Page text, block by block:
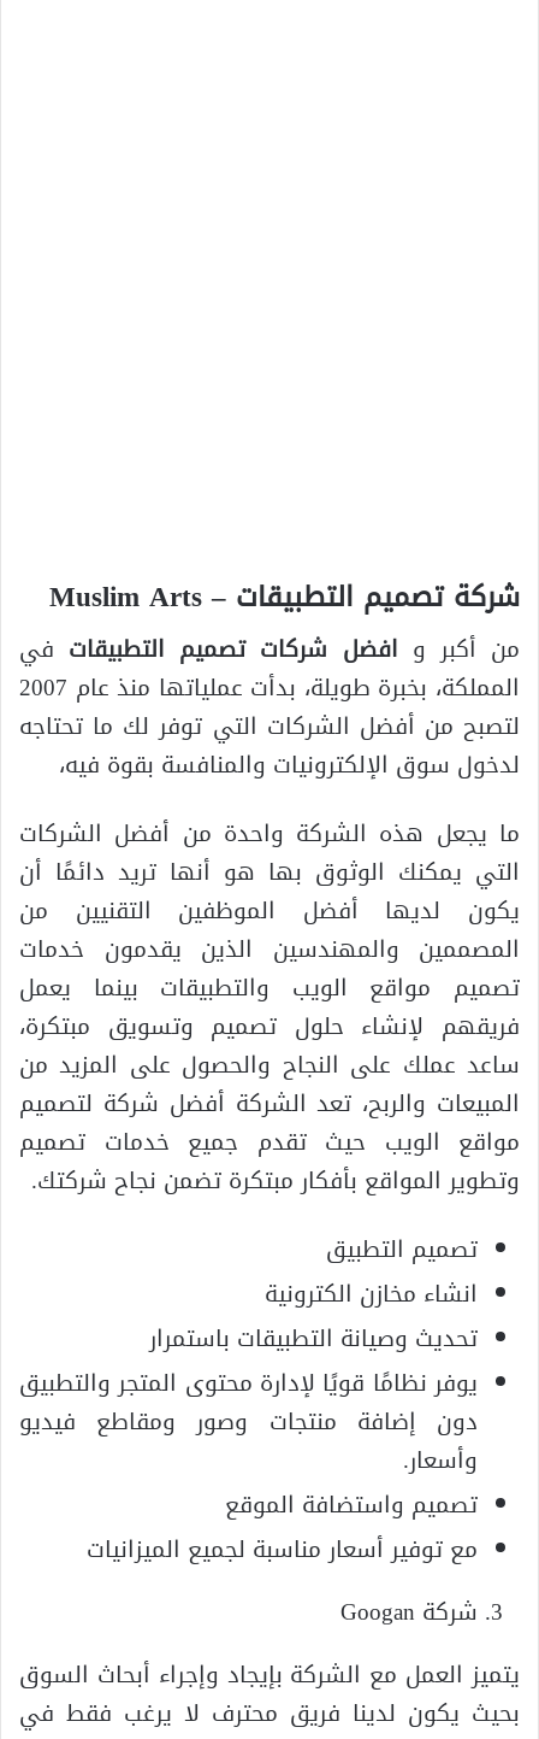
شركة تصميم التطبيقات – Muslim Arts
من أكبر و افضل شركات تصميم التطبيقات في
المملكة، بخبرة طويلة، بدأت عملياتها منذ عام 2007
لتصبح من أفضل الشركات التي توفر لك ما تحتاجه
لدخول سوق الإلكترونيات والمنافسة بقوة فيه،
ما يجعل هذه الشركة واحدة من أفضل الشركات
التي يمكنك الوثوق بها هو أنها تريد دائمًا أن
يكون لديها أفضل الموظفين التقنيين من
المصممين والمهندسين الذين يقدمون خدمات
تصميم مواقع الويب والتطبيقات بينما يعمل
فريقهم لإنشاء حلول تصميم وتسويق مبتكرة،
ساعد عملك على النجاح والحصول على المزيد من
المبيعات والربح، تعد الشركة أفضل شركة لتصميم
مواقع الويب حيث تقدم جميع خدمات تصميم
وتطوير المواقع بأفكار مبتكرة تضمن نجاح شركتك.
تصميم التطبيق
انشاء مخازن الكترونية
تحديث وصيانة التطبيقات باستمرار
يوفر نظامًا قويًا لإدارة محتوى المتجر والتطبيق
دون إضافة منتجات وصور ومقاطع فيديو
وأسعار.
تصميم واستضافة الموقع
مع توفير أسعار مناسبة لجميع الميزانيات
شركة Googan
يتميز العمل مع الشركة بإيجاد وإجراء أبحاث السوق
بحيث يكون لدينا فريق محترف لا يرغب فقط في